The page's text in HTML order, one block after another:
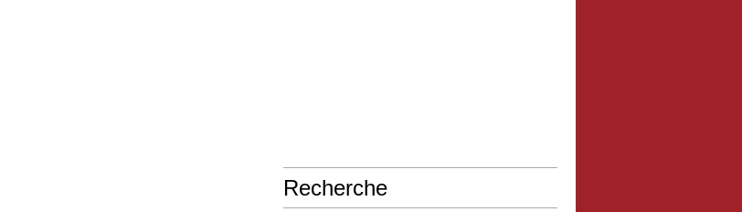
Recherche